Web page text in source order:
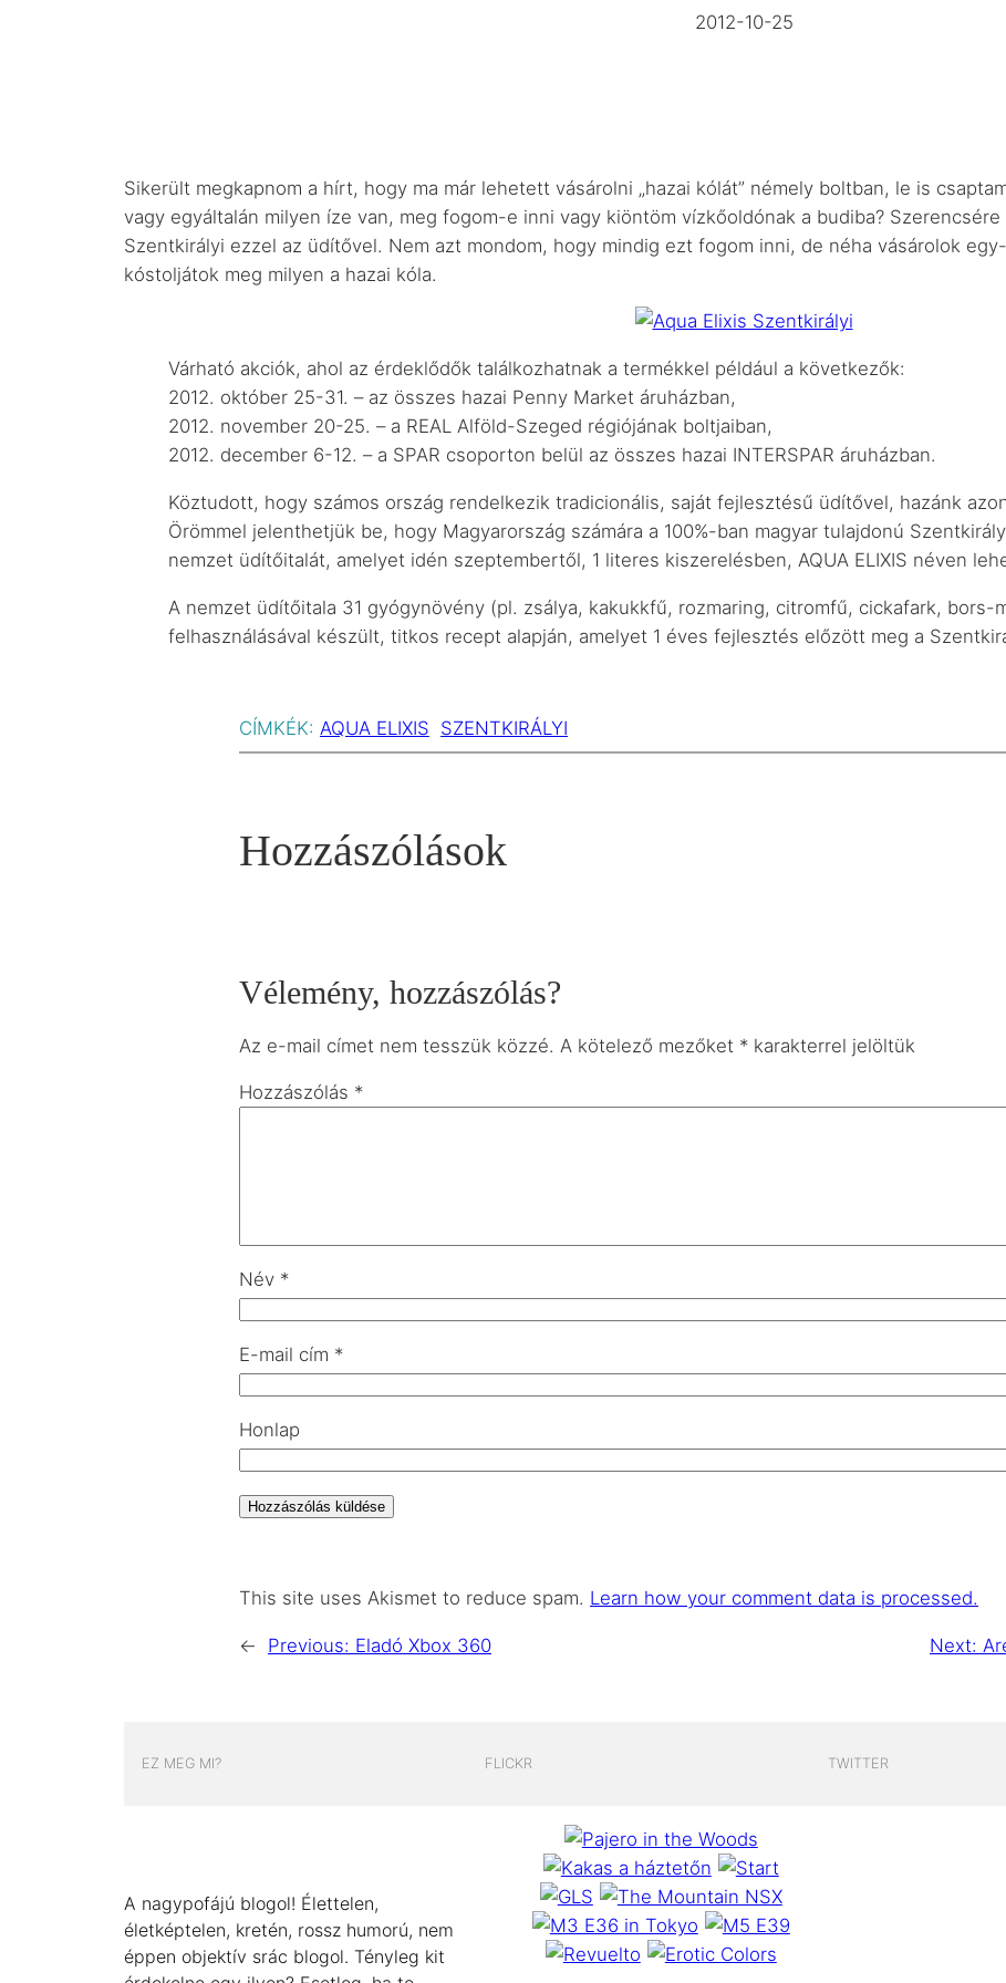
2012-10-25
Sikerült megkapnom a hírt, hogy ma már lehetett vásárolni „hazai kólát” némely boltban, le is
vagy egyáltalán milyen íze van, meg fogom-e inni vagy kiöntöm vízkőoldónak a budiba?
Szentkirályi ezzel az üdítővel. Nem azt mondom, hogy mindig ezt fogom inni, de néha vásárolok
kóstoljátok meg milyen a hazai kóla.
Várható akciók, ahol az érdeklődők találkozhatnak a termékkel például a következők:
2012. október 25-31. – az összes hazai Penny Market áruházban,
2012. november 20-25. – a REAL Alföld-Szeged régiójának boltjaiban,
2012. december 6-12. – a SPAR csoporton belül az összes hazai INTERSPAR áruházban.
Köztudott, hogy számos ország rendelkezik tradicionális, saját fejlesztésű üdítővel, hazánk
Örömmel jelenthetjük be, hogy Magyarország számára a 100%-ban magyar tulajdonú
nemzet üdítőitalát, amelyet idén szeptembertől, 1 literes kiszerelésben, AQUA ELIXIS néven
A nemzet üdítőitala 31 gyógynövény (pl. zsálya, kakukkfű, rozmaring, citromfű, cickafark, bors-
felhasználásával készült, titkos recept alapján, amelyet 1 éves fejlesztés előzött meg a
CÍMKÉK: AQUA ELIXIS SZENTKIRÁLYI
Hozzászólások
Vélemény, hozzászólás?
Az e-mail címet nem tesszük közzé. A kötelező mezőket * karakterrel jelöltük
Hozzászólás *
Név *
E-mail cím *
Honlap
This site uses Akismet to reduce spam. Learn how your comment data is processed.
← Previous: Eladó Xbox 360 Next:
EZ MEG MI?
A nagypofájú blogol! Élettelen,
életképtelen, kretén, rossz humorú, nem
éppen objektív srác blogol. Tényleg kit
FLICKR TWITTER